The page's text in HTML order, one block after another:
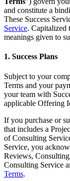
LiveOps
Perspectivas post-
Expande
Adquisición de
Compras dentro de
Gestionar las IAP
canal directo al
Monetización
Conecta a los
Publicitar con Unity
Casos de uso
Juegos móviles
Venta minorista
Transforma las
Impulsar la
Información útil
Casos de estudio
Historias de éxito
Guías de mejores
Demostraciones
Demostraciones,
Todos los recursos
Novedades
Blog
Actualizaciones,
Novedades
Noticias, historias y
Únete a
Premios Unity
Celebrando a los
Guías prácticas
Consejos prácticos
Educación
Para estudiantes
Para docentes
Potencia tu
Licencia gratuita
Lleva el poder de
Certificaciones
Demuestra tu
and constitute a
These Success
Service. Capitalized
meanings given to
1. Success Plans
Subject to your
Terms and your
your team with
applicable Offering
If you purchase or
that includes a
of Consulting
Service, you
Reviews,
Consulting Service
Terms.